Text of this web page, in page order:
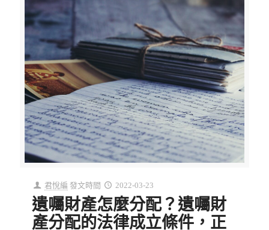
君悅編 發文時間 2022-03-23
遺囑財產怎麼分配？遺囑財
產分配的法律成立條件，正